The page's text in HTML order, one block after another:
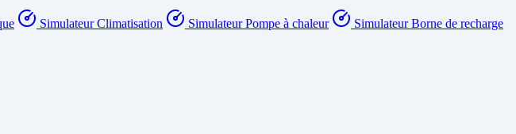
Simulateur Climatisation Simulateur Pompe à chaleur
Simulateur Borne de recharge